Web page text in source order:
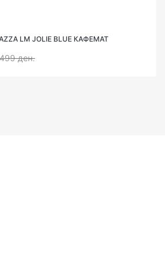
EP2336/40 АПАРАТ ЗА ЕСПРЕСО
ден.